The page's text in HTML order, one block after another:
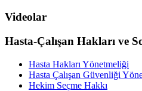
Videolar
Hasta-Çalışan Hakları ve
Hasta Hakları Yönetmeliği
Hasta Çalışan Güvenliği
Hekim Seçme Hakkı